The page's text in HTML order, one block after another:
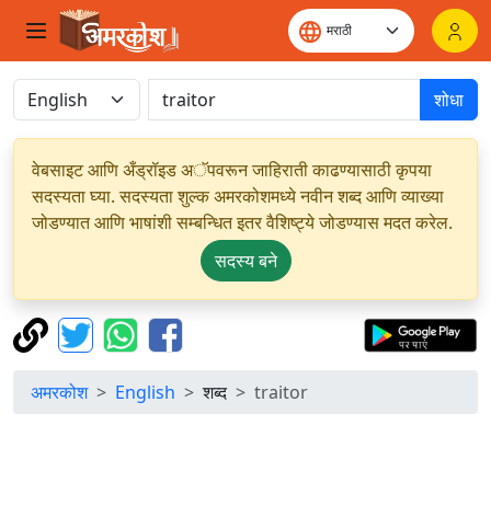
शोधा
वेबसाइट आणि अँड्रॉइड अॅपवरून जाहिराती काढण्यासाठी कृपया
सदस्यता घ्या. सदस्यता शुल्क अमरकोशमध्ये नवीन शब्द आणि व्याख्या
जोडण्यात आणि भाषांशी सम्बन्धित इतर वैशिष्ट्ये जोडण्यास मदत करेल.
सदस्य बने
अमरकोश English शब्द traitor